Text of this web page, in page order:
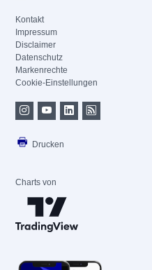
Kontakt
Impressum
Disclaimer
Datenschutz
Markenrechte
Cookie-Einstellungen
Drucken
Charts von